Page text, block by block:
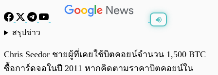
สรุปข่าว
Chris Seedor ชายผู้ที่เคยใช้บิตคอยน์จำนวน 1,500 BTC
ซื้อการ์ดจอในปี 2011 หากคิดตามราคาบิตคอยน์ใน